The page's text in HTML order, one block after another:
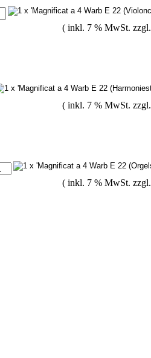
( inkl. 7 % MwSt. zzgl.
( inkl. 7 % MwSt. zzgl.
( inkl. 7 % MwSt. zzgl.